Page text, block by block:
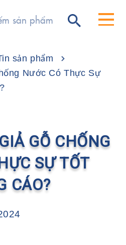
sản phẩm
Nước Có Thực Sự
GỖ CHỐNG
SỰ TỐT
CÁO?